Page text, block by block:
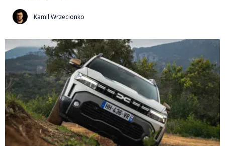
Kamil Wrzecionko